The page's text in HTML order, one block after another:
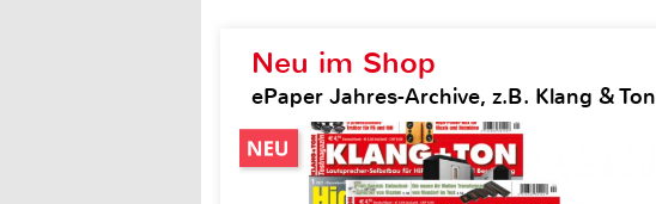
Neu im Shop
ePaper Jahres-Archive, z.B. Klang & Ton